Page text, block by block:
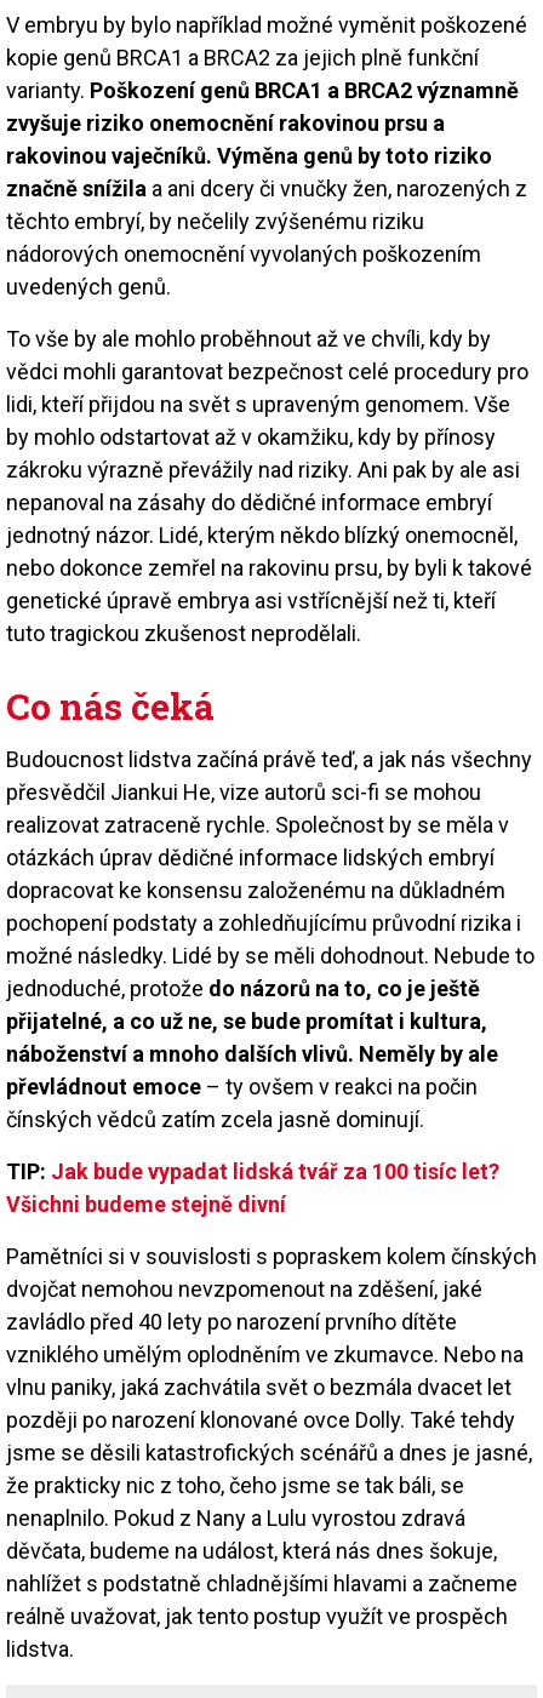
V embryu by bylo například možné vyměnit poškozené
kopie genů BRCA1 a BRCA2 za jejich plně funkční
varianty. Poškození genů BRCA1 a BRCA2 významně
zvyšuje riziko onemocnění rakovinou prsu a
rakovinou vaječníků. Výměna genů by toto riziko
značně snížila a ani dcery či vnučky žen, narozených z
těchto embryí, by nečelily zvýšenému riziku
nádorových onemocnění vyvolaných poškozením
uvedených genů.
To vše by ale mohlo proběhnout až ve chvíli, kdy by
vědci mohli garantovat bezpečnost celé procedury pro
lidi, kteří přijdou na svět s upraveným genomem. Vše
by mohlo odstartovat až v okamžiku, kdy by přínosy
zákroku výrazně převážily nad riziky. Ani pak by ale asi
nepanoval na zásahy do dědičné informace embryí
jednotný názor. Lidé, kterým někdo blízký onemocněl,
nebo dokonce zemřel na rakovinu prsu, by byli k takové
genetické úpravě embrya asi vstřícnější než ti, kteří
tuto tragickou zkušenost neprodělali.
Co nás čeká
Budoucnost lidstva začíná právě teď, a jak nás všechny
přesvědčil Jiankui He, vize autorů sci-fi se mohou
realizovat zatraceně rychle. Společnost by se měla v
otázkách úprav dědičné informace lidských embryí
dopracovat ke konsensu založenému na důkladném
pochopení podstaty a zohledňujícímu průvodní rizika i
možné následky. Lidé by se měli dohodnout. Nebude to
jednoduché, protože do názorů na to, co je ještě
přijatelné, a co už ne, se bude promítat i kultura,
náboženství a mnoho dalších vlivů. Neměly by ale
převládnout emoce – ty ovšem v reakci na počin
čínských vědců zatím zcela jasně dominují.
TIP: Jak bude vypadat lidská tvář za 100 tisíc let?
Všichni budeme stejně divní
Pamětníci si v souvislosti s popraskem kolem čínských
dvojčat nemohou nevzpomenout na zděšení, jaké
zavládlo před 40 lety po narození prvního dítěte
vzniklého umělým oplodněním ve zkumavce. Nebo na
vlnu paniky, jaká zachvátila svět o bezmála dvacet let
později po narození klonované ovce Dolly. Také tehdy
jsme se děsili katastrofických scénářů a dnes je jasné,
že prakticky nic z toho, čeho jsme se tak báli, se
nenaplnilo. Pokud z Nany a Lulu vyrostou zdravá
děvčata, budeme na událost, která nás dnes šokuje,
nahlížet s podstatně chladnějšími hlavami a začneme
reálně uvažovat, jak tento postup využít ve prospěch
lidstva.